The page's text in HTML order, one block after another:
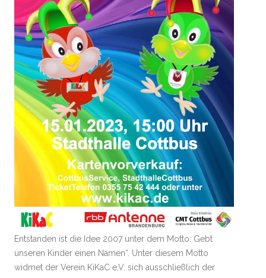
Entstanden ist die Idee 2007 unter dem Motto: Gebt
unseren Kinder einen Namen“. Unter diesem Motto
widmet der Verein KiKaC e.V. sich ausschließlich der